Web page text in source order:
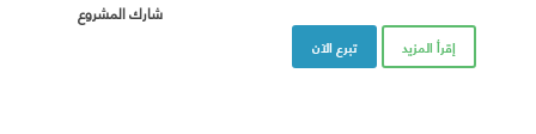
إقرأ المزيد تبرع الآن
شارك المشروع